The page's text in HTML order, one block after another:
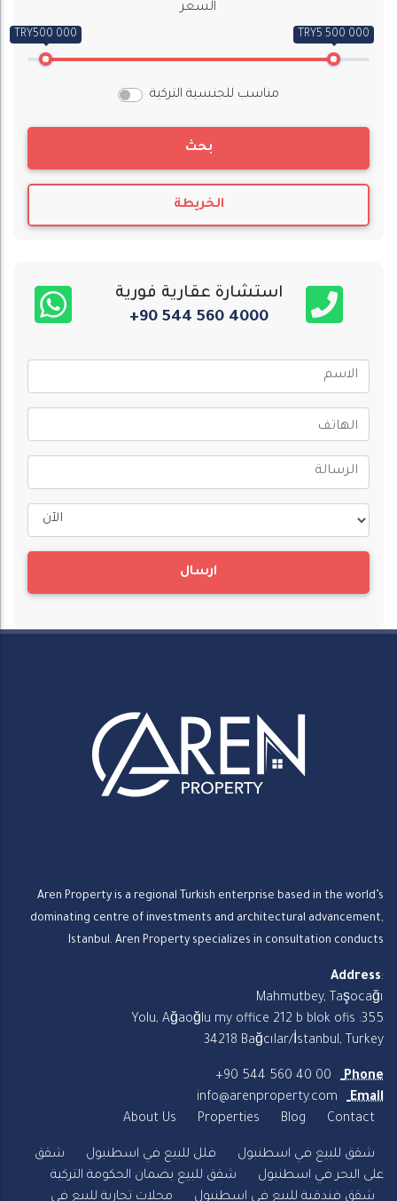
السعر
TRY500 000 TRY5 500 000
مناسب للجنسية التركية
بحث
الخريطة
استشارة عقارية فورية
+90 544 560 4000
ارسال
Aren Property is a regional Turkish enterprise based in the world’s
dominating centre of investments and architectural advancement,
Istanbul. Aren Property specializes in consultation conducts
Address:
Mahmutbey, Taşocağı
Yolu, Ağaoğlu my office 212 b blok ofis :355
34218 Bağcılar/İstanbul, Turkey
Phone
+90 544 560 40 00
Email
info@arenproperty.com
About Us
Properties Blog Contact
شقق للبيع في اسطنبول فلل للبيع في اسطنبول
شقق
على البحر في اسطنبول
شقق للبيع بضمان الحكومة التركية
شقق فندقية للبيع في اسطنبول
محلات تجارية للبيع في